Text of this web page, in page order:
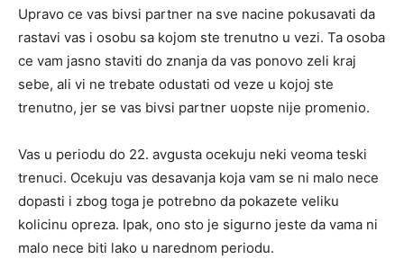
Upravo ce vas bivsi partner na sve nacine pokusavati da
rastavi vas i osobu sa kojom ste trenutno u vezi. Ta osoba
ce vam jasno staviti do znanja da vas ponovo zeli kraj
sebe, ali vi ne trebate odustati od veze u kojoj ste
trenutno, jer se vas bivsi partner uopste nije promenio.
Vas u periodu do 22. avgusta ocekuju neki veoma teski
trenuci. Ocekuju vas desavanja koja vam se ni malo nece
dopasti i zbog toga je potrebno da pokazete veliku
kolicinu opreza. Ipak, ono sto je sigurno jeste da vama ni
malo nece biti lako u narednom periodu.